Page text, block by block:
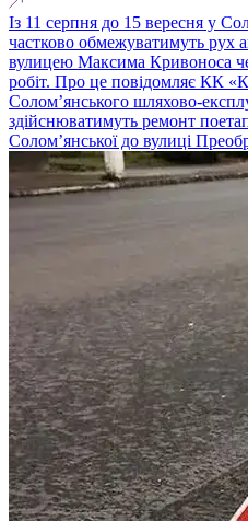
Із 11 серпня до 15 вересня у
частково обмежуватимуть рух
вулицею Максима Кривоноса
робіт. Про це повідомляє КК
Солом’янського шляхово-
здійснюватимуть ремонт
Солом’янської до вулиці